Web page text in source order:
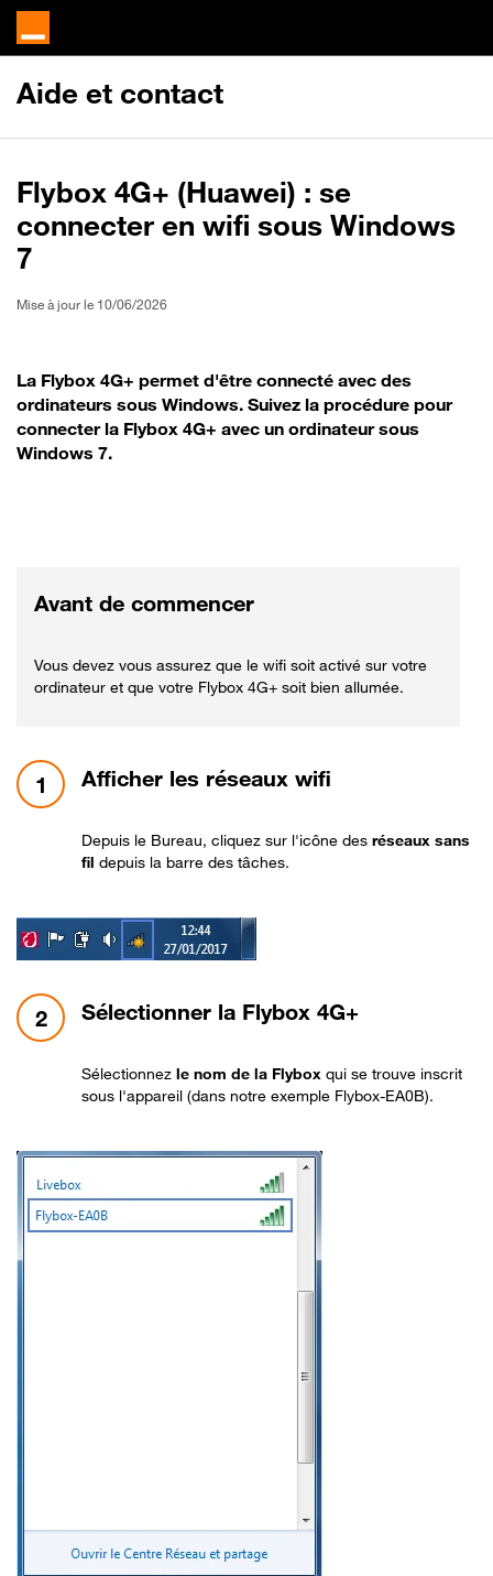
Aide et contact
Flybox 4G+ (Huawei) : se
connecter en wifi sous Windows
7
Mise à jour le 10/06/2026
La Flybox 4G+ permet d'être connecté avec des
ordinateurs sous Windows. Suivez la procédure pour
connecter la Flybox 4G+ avec un ordinateur sous
Windows 7.
Avant de commencer
Vous devez vous assurez que le wifi soit activé sur votre
ordinateur et que votre Flybox 4G+ soit bien allumée.
1 étape 1:
Afficher les réseaux wifi
Depuis le Bureau, cliquez sur l'icône des réseaux sans
fil depuis la barre des tâches.
2 étape 2:
Sélectionner la Flybox 4G+
Sélectionnez le nom de la Flybox qui se trouve inscrit
sous l'appareil (dans notre exemple Flybox-EA0B).